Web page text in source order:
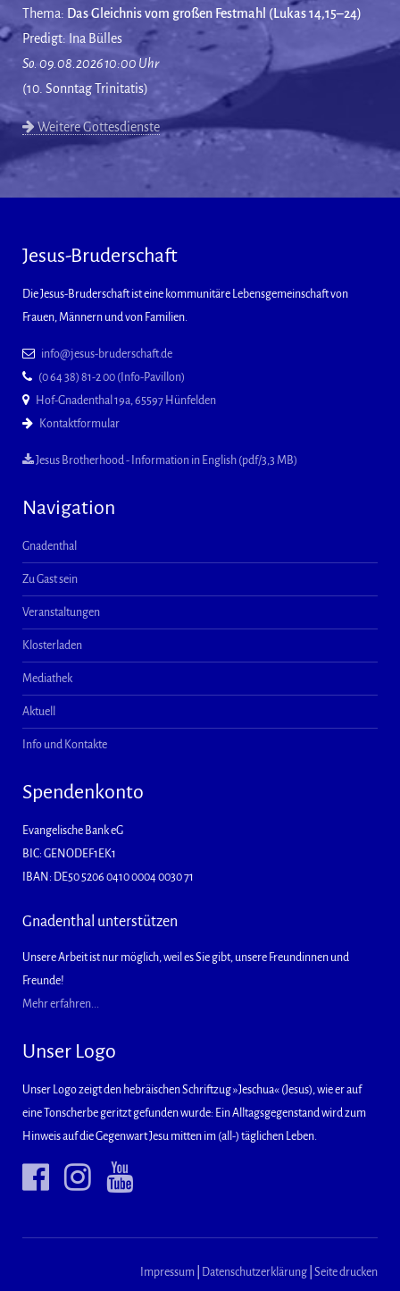
Thema: Das Gleichnis vom großen Festmahl (Lukas 14,15–24)
Predigt: Ina Bülles
So. 09.08.2026 10:00 Uhr
(10. Sonntag Trinitatis)
Weitere Gottesdienste
Jesus-Bruderschaft
Die Jesus-Bruderschaft ist eine kommunitäre Lebensgemeinschaft von
Frauen, Männern und von Familien.
info@jesus-bruderschaft.de
(0 64 38) 81-2 00 (Info-Pavillon)
Hof-Gnadenthal 19a, 65597 Hünfelden
Kontaktformular
Jesus Brotherhood - Information in English (pdf/3,3 MB)
Navigation
Gnadenthal
Zu Gast sein
Veranstaltungen
Klosterladen
Mediathek
Aktuell
Info und Kontakte
Spendenkonto
Evangelische Bank eG
BIC: GENODEF1EK1
IBAN: DE50 5206 0410 0004 0030 71
Gnadenthal unterstützen
Unsere Arbeit ist nur möglich, weil es Sie gibt, unsere Freundinnen und
Freunde!
Mehr erfahren...
Unser Logo
Unser Logo zeigt den hebräischen Schriftzug »Jeschua« (Jesus), wie er auf
eine Tonscherbe geritzt gefunden wurde: Ein Alltagsgegenstand wird zum
Hinweis auf die Gegenwart Jesu mitten im (all-) täglichen Leben.
Impressum Datenschutzerklärung Seite drucken